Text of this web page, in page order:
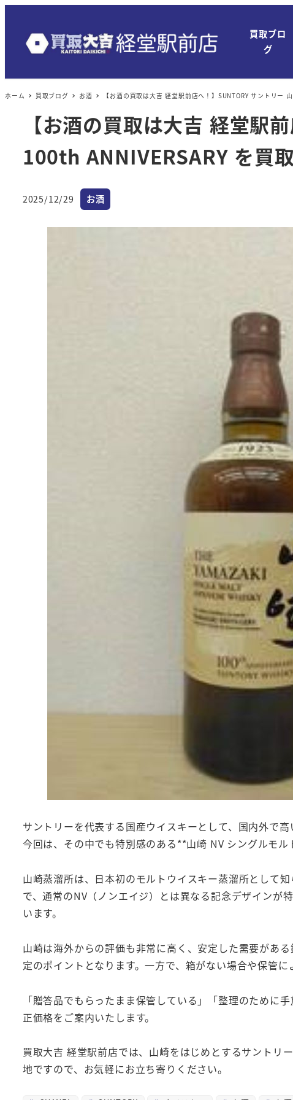
買取ブロ
グ
ホーム 買取ブログ お酒 【お酒の買取は大吉 経堂駅前店へ！】SUNTORY サントリー
【お酒の買取は大吉 経堂駅
100th ANNIVERSARY を買
投稿日
2025/12/29 カテゴリー
お酒
サントリーを代表する国産ウイスキーとして、国内外で
今回は、その中でも特別感のある**山崎 NV シングルモ
山崎蒸溜所は、日本初のモルトウイスキー蒸溜所として
で、通常のNV（ノンエイジ）とは異なる記念デザインが
います。
山崎は海外からの評価も非常に高く、安定した需要があ
定のポイントとなります。一方で、箱がない場合や保管
「贈答品でもらったまま保管している」「整理のために
正価格をご案内いたします。
買取大吉 経堂駅前店では、山崎をはじめとするサントリ
地ですので、お気軽にお立ち寄りください。